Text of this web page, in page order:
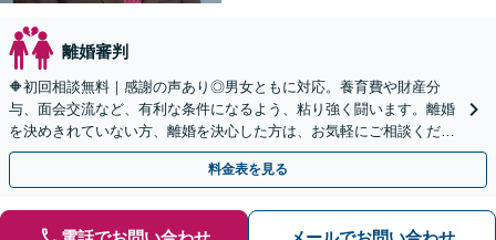
離婚審判
🔶初回相談無料｜感謝の声あり◎男女ともに対応。養育費や財産分
与、面会交流など、有利な条件になるよう、粘り強く闘います。離婚
を決めきれていない方、離婚を決心した方は、お気軽にご相談くださ
い【休日・夜間面談OK】【駐車場あり】
料金表を見る